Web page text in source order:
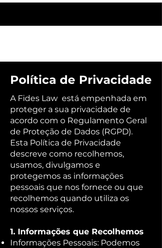
Política de Privacidade
A Fides Law está empenhada em
proteger a sua privacidade de
acordo com o Regulamento Geral
de Proteção de Dados (RGPD).
Esta Política de Privacidade
descreve como recolhemos,
usamos, divulgamos e
protegemos as informações
pessoais que nos fornece ou que
recolhemos quando utiliza os
nossos serviços.
1. Informações que Recolhemos
Informações Pessoais: Podemos